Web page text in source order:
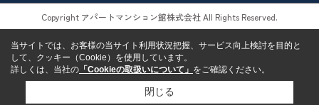
Copyright アパートマンション館株式会社 All Rights Reserved.
当サイトでは、お客様の当サイト利用状況把握、サービス向上検討を目的と
して、クッキー（Cookie）を使用しています。
詳しくは、当社の 「Cookieの取扱いについて」 をご確認ください。
閉じる